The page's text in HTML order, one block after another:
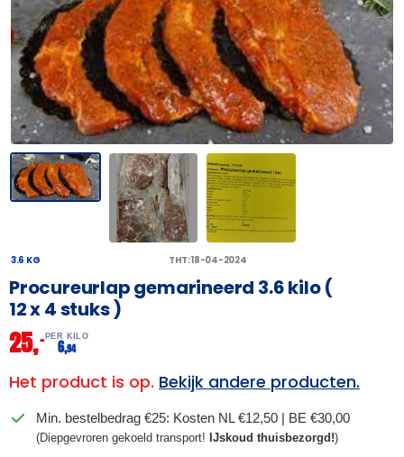
3.6 KG THT: 18-04-2024
Procureurlap gemarineerd 3.6 kilo (
12 x 4 stuks )
25,– PER KILO
6,94
Het product is op. Bekijk andere producten.
Min. bestelbedrag €25: Kosten NL €12,50 | BE €30,00
(Diepgevroren gekoeld transport! IJskoud thuisbezorgd!)